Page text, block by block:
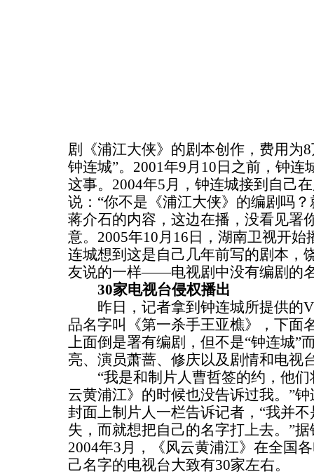
剧《浦江大侠》的剧本创作，费用为
钟连城”。2001年9月10日之前，钟连
这事。2004年5月，钟连城接到自己
说：“你不是《浦江大侠》的编剧吗
蒋介石的内容，这边在播，没看见署
意。2005年10月16日，湖南卫视开
连城想到这是自己几年前写的剧本，
友说的一样——电视剧中没有编剧的
30家电视台侵权播出
昨日，记者拿到钟连城所提供的
品名字叫《第一杀手王亚樵》，下面
上面倒是署有编剧，但不是“钟连城”
亮、演员萧蔷、修庆以及剧情和电视
“我是和制片人曹哲签的约，他们
云黄浦江》的时候也没告诉过我。”
封面上制片人一栏告诉记者，“我并
失，而就想把自己的名字打上去。”
2004年3月，《风云黄浦江》在全国
己名字的电视台大致有30家左右。